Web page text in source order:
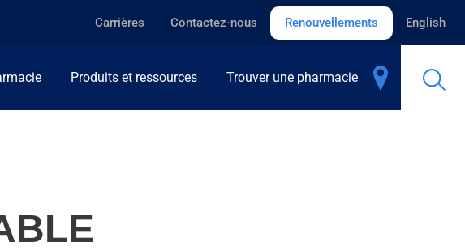
Carrières Contactez-nous Renouvellements English
Produits et ressources Trouver une pharmacie